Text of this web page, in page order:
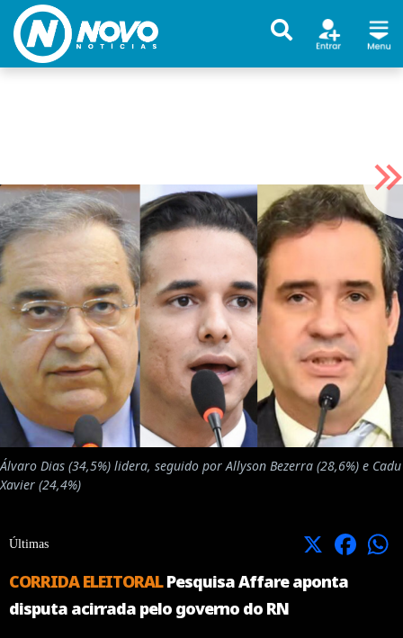
Álvaro Dias (34,5%) lidera, seguido por Allyson Bezerra (28,6%) e Cadu
Xavier (24,4%)
Últimas X Facebook
CORRIDA ELEITORALPesquisa Affare aponta
disputa acirrada pelo governo do RN